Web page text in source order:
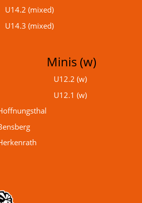
U14.2 (mixed)
U14.3 (mixed)
Minis (w)
U12.2 (w)
U12.1 (w)